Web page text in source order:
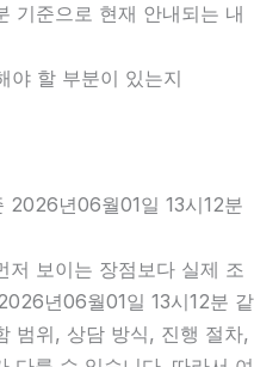
기준으로 현재 안내되는 내
야 할 부분이 있는지
2026년06월01일 13시12분
저 보이는 장점보다 실제 조
년06월01일 13시12분 같
범위, 상담 방식, 진행 절차,